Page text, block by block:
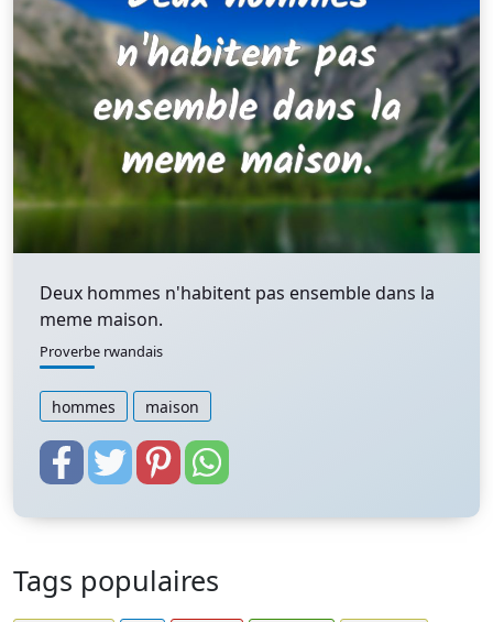
Deux hommes n'habitent pas ensemble dans la
meme maison.
Proverbe rwandais
hommes maison
Tags populaires